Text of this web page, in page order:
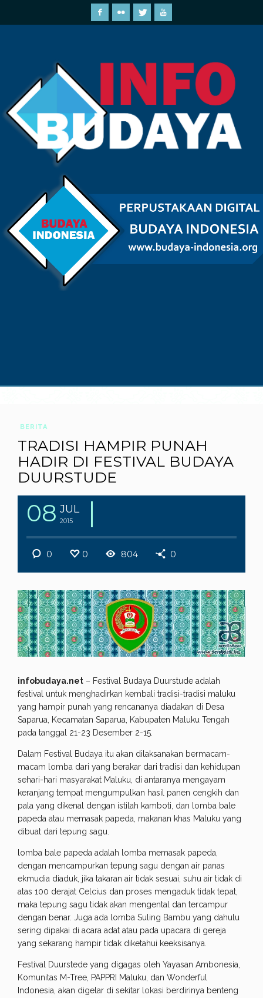
BERITA
TRADISI HAMPIR PUNAH
HADIR DI FESTIVAL BUDAYA
DUURSTUDE
08 JUL
2015
0 0 804 0
infobudaya.net – Festival Budaya Duurstude adalah
festival untuk menghadirkan kembali tradisi-tradisi maluku
yang hampir punah yang rencananya diadakan di Desa
Saparua, Kecamatan Saparua, Kabupaten Maluku Tengah
pada tanggal 21-23 Desember 2-15.
Dalam Festival Budaya itu akan dilaksanakan bermacam-
macam lomba dari yang berakar dari tradisi dan kehidupan
sehari-hari masyarakat Maluku, di antaranya mengayam
keranjang tempat mengumpulkan hasil panen cengkih dan
pala yang dikenal dengan istilah kamboti, dan lomba bale
papeda atau memasak papeda, makanan khas Maluku yang
dibuat dari tepung sagu.
lomba bale papeda adalah lomba memasak papeda,
dengan mencampurkan tepung sagu dengan air panas
ekmudia diaduk, jika takaran air tidak sesuai, suhu air tidak di
atas 100 derajat Celcius dan proses mengaduk tidak tepat,
maka tepung sagu tidak akan mengental dan tercampur
dengan benar. Juga ada lomba Suling Bambu yang dahulu
sering dipakai di acara adat atau pada upacara di gereja
yang sekarang hampir tidak diketahui keeksisanya.
Festival Duurstede yang digagas oleh Yayasan Ambonesia,
Komunitas M-Tree, PAPPRI Maluku, dan Wonderful
Indonesia, akan digelar di sekitar lokasi berdirinya benteng